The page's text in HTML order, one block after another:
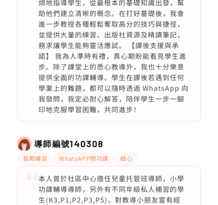
煩地指導學生，從最根本的基礎知識出發，幫
助他們建立清晰的概念。在打好基礎後，我會
進一步教授各種輕鬆奪取高分的技巧與捷徑，
並提供大量的練習、出版社資源及精讀筆記，
務求讓學生能夠靈活應試。 【課後支援與承
諾】 我為人準時有禮，真心期盼能看見學生進
步。除了課堂上的悉心教導外，我也十分樂意
提供全面的功課輔導。學生在課後若遇到任何
學業上的難題，都可以隨時透過 WhatsApp 向
我發問，我定必耐心解答，陪伴學生一步一腳
印地克服學習困難，共同進步！
導師編號140308
長期補習 WhatsAPP問功課 細心
本人曾於社區中心擔任兒童托管班導師，小學
功課輔導導師，另外有不同年級私人補習的學
生(K3,P1,P2,P3,P5)，對教導小朋友富有經